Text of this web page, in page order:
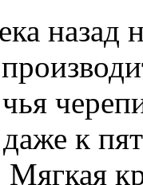
назад
к
Мягкая